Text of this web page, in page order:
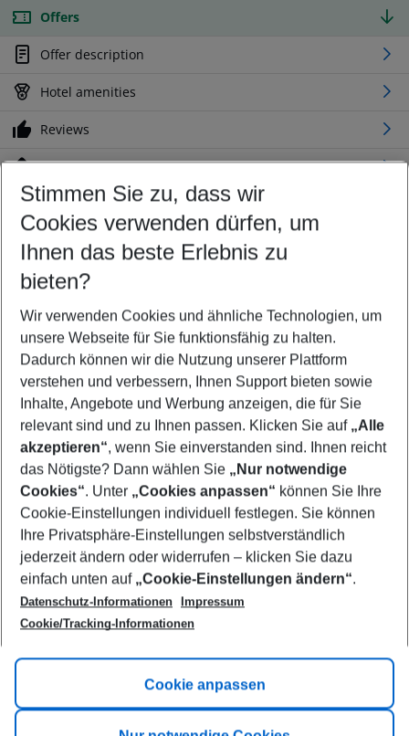
Offers
Offer description
Hotel amenities
Reviews
Location
Customize your offer
Find the perfect deal which suits your best
Your departure airport
Any airport
Select your date range
09/08/26–07/08/27 5-8 nights
Who will travel
2 adults No children
Show more filter
Footer
Footer navigation
Title A
Link A
Stimmen Sie zu, dass wir
Cookies verwenden dürfen, um
Ihnen das beste Erlebnis zu
bieten?
Wir verwenden Cookies und ähnliche Technologien, um
unsere Webseite für Sie funktionsfähig zu halten.
Dadurch können wir die Nutzung unserer Plattform
verstehen und verbessern, Ihnen Support bieten sowie
Inhalte, Angebote und Werbung anzeigen, die für Sie
relevant sind und zu Ihnen passen. Klicken Sie auf „Alle
akzeptieren“, wenn Sie einverstanden sind. Ihnen reicht
das Nötigste? Dann wählen Sie „Nur notwendige
Cookies“. Unter „Cookies anpassen“ können Sie Ihre
Cookie-Einstellungen individuell festlegen. Sie können
Ihre Privatsphäre-Einstellungen selbstverständlich
jederzeit ändern oder widerrufen – klicken Sie dazu
einfach unten auf „Cookie-Einstellungen ändern“.
Datenschutz-Informationen
Impressum
Cookie/Tracking-Informationen
Cookie anpassen